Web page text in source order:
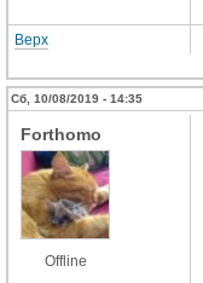
Верх
Сб, 10/08/2019 - 14:35
Forthomo
Offline